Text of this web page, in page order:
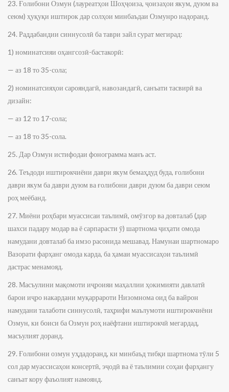
23. Ғолибони Озмун (лауреатҳои Шоҳҷоиза, ҷоизаҳои якум, дуюм ва
сеюм) ҳуқуқи иштирок дар солҳои минбаъдаи Озмунро надоранд.
24. Раддабандии синнусолӣ ба таври зайл сурат мегирад:
1) номинатсияи оҳангсозӣ-бастакорӣ:
— аз 18 то 35-сола;
2) номинатсияҳои сарояндагӣ, навозандагӣ, санъати тасвирӣ ва
дизайн:
— аз 12 то 17-сола;
— аз 18 то 35-сола.
25. Дар Озмун истифодаи фонограмма манъ аст.
26. Теъдоди иштирокчиёни даври якум бемаҳдуд буда, ғолибони
даври якум ба даври дуюм ва ғолибони даври дуюм ба даври сеюм
роҳ меёбанд.
27. Миёни роҳбари муассисаи таълимӣ, омӯзгор ва довталаб (дар
шахси падару модар ва ё сарпарасти ӯ) шартнома ҷиҳати омода
намудани довталаб ба имзо расонида мешавад. Намунаи шартномаро
Вазорати фарҳанг омода карда, ба ҳамаи муассисаҳои таълимӣ
дастрас менамояд.
28. Масъулини мақомоти иҷроияи маҳаллии ҳокимияти давлатӣ
барои иҷро накардани муқаррароти Низомнома оид ба вайрон
намудани талаботи синнусолӣ, таҳрифи маълумоти иштирокчиёни
Озмун, ки боиси ба Озмун роҳ наёфтани иштирокчӣ мегардад,
масъулият доранд.
29. Ғолибони озмун уҳдадоранд, ки минбаъд тибқи шартнома тӯли 5
сол дар муассисаҳои консертӣ, эҷодӣ ва ё таълимии соҳаи фарҳангу
санъат кору фаъолият намоянд.